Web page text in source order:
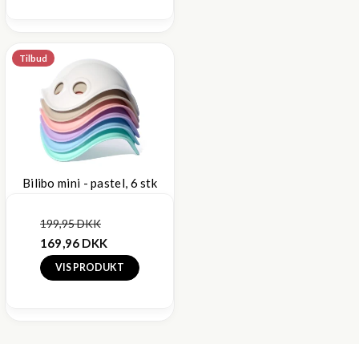
Tilbud
Bilibo mini - pastel, 6 stk
199,95 DKK
169,96 DKK
VIS PRODUKT